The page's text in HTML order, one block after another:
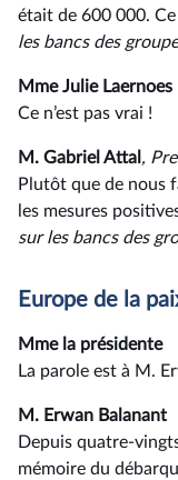
était de 600 000.
les bancs des
Mme Julie Laernoes
Ce n’est pas vrai !
M. Gabriel Attal ,
Plutôt que de nous
les mesures
sur les bancs des
Europe de la
Mme la présidente
La parole est à M.
M. Erwan Balanant
Depuis quatre-
mémoire du